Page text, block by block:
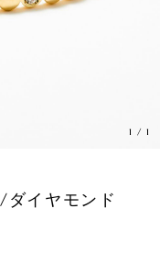
1 /1
イヤモンド